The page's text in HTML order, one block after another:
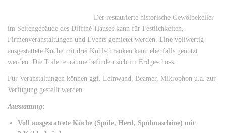
Der restaurierte historische Gewölbekeller
im Seitengebäude des Diffiné-Hauses kann für Festlichkeiten,
Firmenveranstaltungen und Events gemietet werden. Eine vollwertig
ausgestattete Küche mit drei Kühlschränken kann ebenfalls genutzt
werden. Die Toilettenräume befinden sich im Erdgeschoss.
Für Veranstaltungen können ggf. Leinwand, Beamer, Mikrophon u.a. zur
Verfügung gestellt werden.
Ausstattung:
Voll ausgestattete Küche (Spüle, Herd, Spülmaschine) mit